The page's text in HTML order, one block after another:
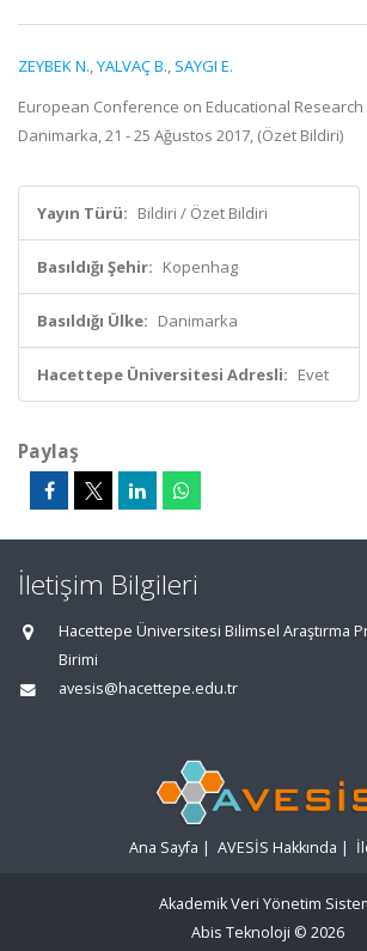
ZEYBEK N.,YALVAÇ B., SAYGI E.
European Conference on Educational Research
Danimarka, 21 - 25 Ağustos 2017, (Özet Bildiri)
Yayın Türü: Bildiri / Özet Bildiri
Basıldığı Şehir: Kopenhag
Basıldığı Ülke: Danimarka
Hacettepe Üniversitesi Adresli: Evet
Paylaş
İletişim Bilgileri
Hacettepe Üniversitesi Bilimsel Araştırma
Birimi
avesis@hacettepe.edu.tr
Ana Sayfa | AVESİS Hakkında |
Akademik Veri Yönetim
Abis Teknoloji © 2026